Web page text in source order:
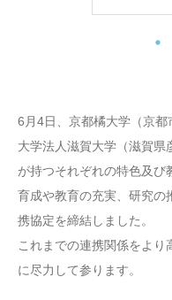
6月4日、京都橘大学（京
大学法人滋賀大学（滋賀県
が持つそれぞれの特色及び
育成や教育の充実、研究の
携協定を締結しました。
これまでの連携関係をよ
に尽力して参ります。